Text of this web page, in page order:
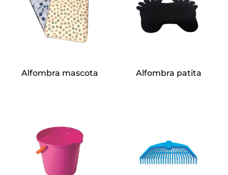
Alfombra mascota Alfombra patita